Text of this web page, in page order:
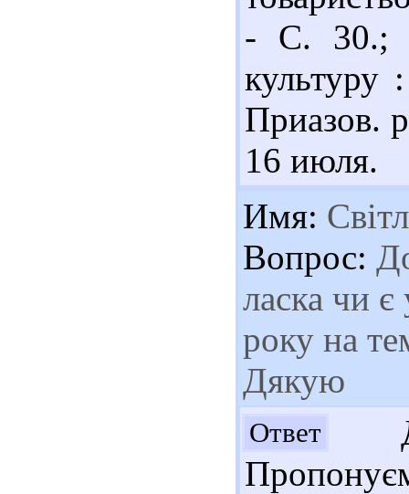
- С. 30.;
культуру
Приазов.
16 июля.
Имя:
Вопрос:
ласка чи є
року на
Дякую
Ответ